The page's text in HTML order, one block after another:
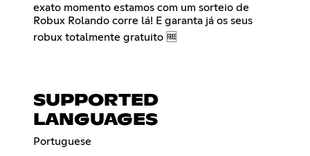
exato momento estamos com um sorteio de
Robux Rolando corre lá! E garanta já os seus
robux totalmente gratuito 🆓
SUPPORTED
LANGUAGES
Portuguese